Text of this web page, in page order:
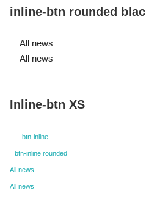
inline-btn rounded
All news
All news
Inline-btn XS
btn-inline
btn-inline rounded
All news
All news